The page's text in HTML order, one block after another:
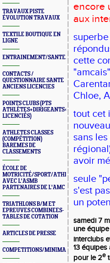
TRAVAUX PISTE
ÉVOLUTION TRAVAUX
TEXTILE BOUTIQUE EN
LIGNE
ENTRAINEMENT/SANTE/JURYS/
CONTACTS /
QUESTIONNAIRE SANTE
ANCIENS LICENCIES
POINTS CLUBS (PTS
ATHLÈTES+DIRIGEANTS+BONUS
LICENCIÉS)
ATHLETES CLASSES
(COMPÉTITION)
BAREMES DE
CLASSEMENTS
ÉCOLE DE
MOTRICITÉ/SPORT/ATHLÉ
AVEC L'ASMB
PARTENAIRES DE L'AMC
TRIATHLONS B/M ET
EPREUVES COMBINEES-
TABLES DE COTATION
ARTICLES DE PRESSE
COMPETITIONS/MINIMAS/MEETINGS/
encore
aux
cette
Chloe,
tout cet
sans
avoir
seule
s'est
un
samedi 7
une
interclubs
13 équipes
pour le 2e